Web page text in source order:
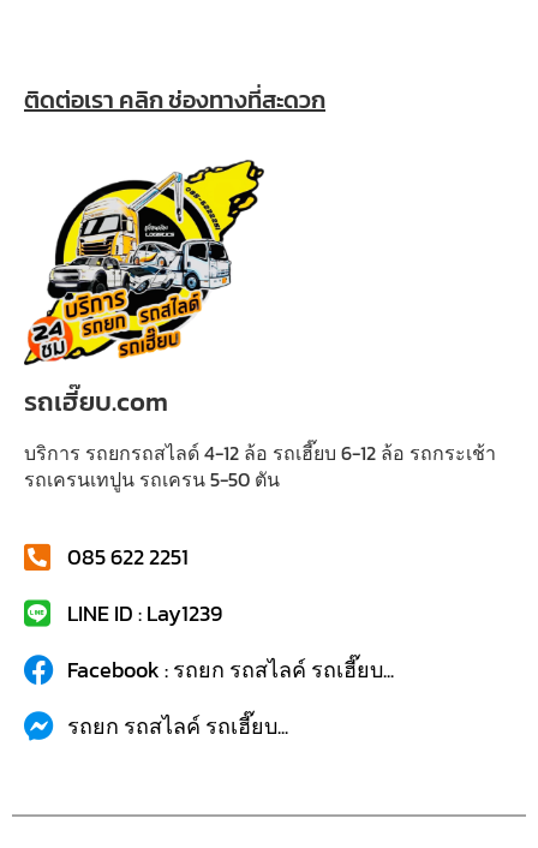
ติดต่อเรา คลิก ช่องทางที่สะดวก
รถเฮี๊ยบ.com
บริการ รถยกรถสไลด์ 4-12 ล้อ รถเฮี๊ยบ 6-12 ล้อ รถกระเช้า
รถเครนเทปูน รถเครน 5-50 ตัน
085 622 2251
LINE ID : Lay1239
Facebook : รถยก รถสไลค์ รถเฮี๊ยบ...
รถยก รถสไลค์ รถเฮี๊ยบ...